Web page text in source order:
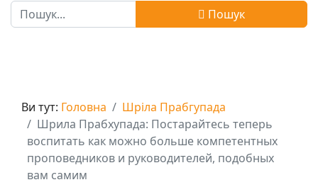
Пошук
Пошук
Ви тут: Головна
Шріла Прабгупада
Шрила Прабхупада: Постарайтесь теперь
воспитать как можно больше компетентных
проповедников и руководителей, подобных
вам самим